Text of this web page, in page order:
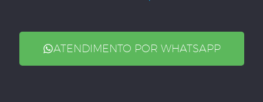
ATENDIMENTO POR WHATSAPP